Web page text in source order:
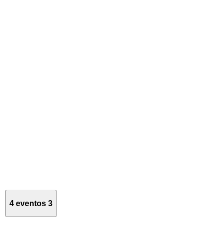
4 eventos 3